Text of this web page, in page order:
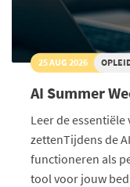
25 AUG 2026
AI Summer
Leer de
zettenTijdens de
functioneren als
tool voor jouw